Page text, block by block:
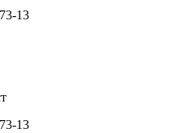
13
13